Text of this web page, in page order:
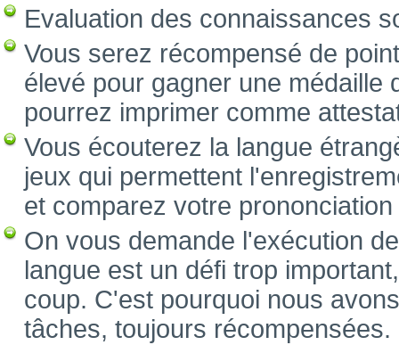
Evaluation des connaissances
Vous serez récompensé de
élevé pour gagner une médaille
pourrez imprimer comme
Vous écouterez la langue
jeux qui permettent
et comparez votre
On vous demande l'exécution
langue est un défi trop
coup. C'est pourquoi nous
tâches, toujours récompensées.